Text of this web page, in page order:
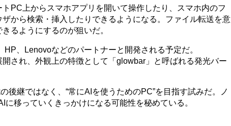
PC上からスマホアプリを開いて操作したり、スマホ内のフ
から検索・挿入したりできるようになる。ファイル転送を意
るようにするのが狙いだ。
、Lenovoなどのパートナーと開発される予定だ。
され、外観上の特徴として「glowbar」と呼ばれる発光バー
継ではなく、“常にAIを使うためのPC”を目指す試みだ。ノ
移っていくきっかけになる可能性を秘めている。